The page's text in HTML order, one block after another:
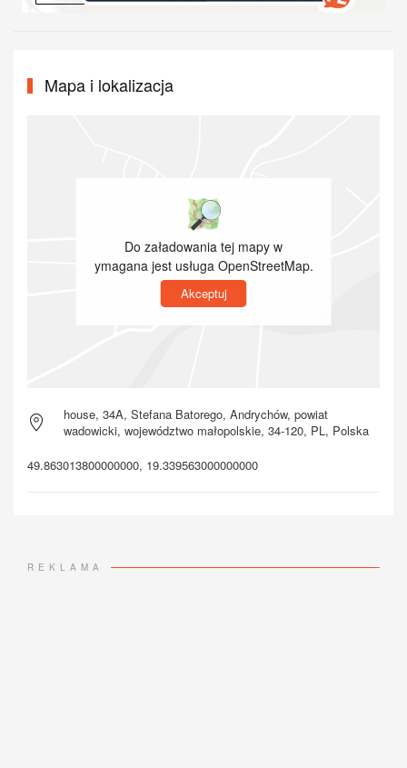
Mapa i lokalizacja
Do załadowania tej mapy w
ymagana jest usługa OpenStreetMap.
Akceptuj
house, 34A, Stefana Batorego, Andrychów, powiat
wadowicki, województwo małopolskie, 34-120, PL, Polska
49.863013800000000, 19.339563000000000
REKLAMA